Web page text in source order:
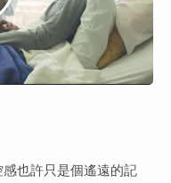
也許只是個遙遠的記